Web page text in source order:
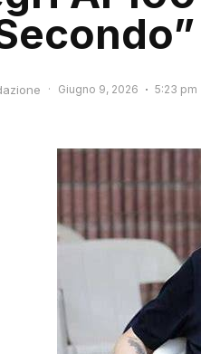
· Giugno 9, 2026 5:23 pm